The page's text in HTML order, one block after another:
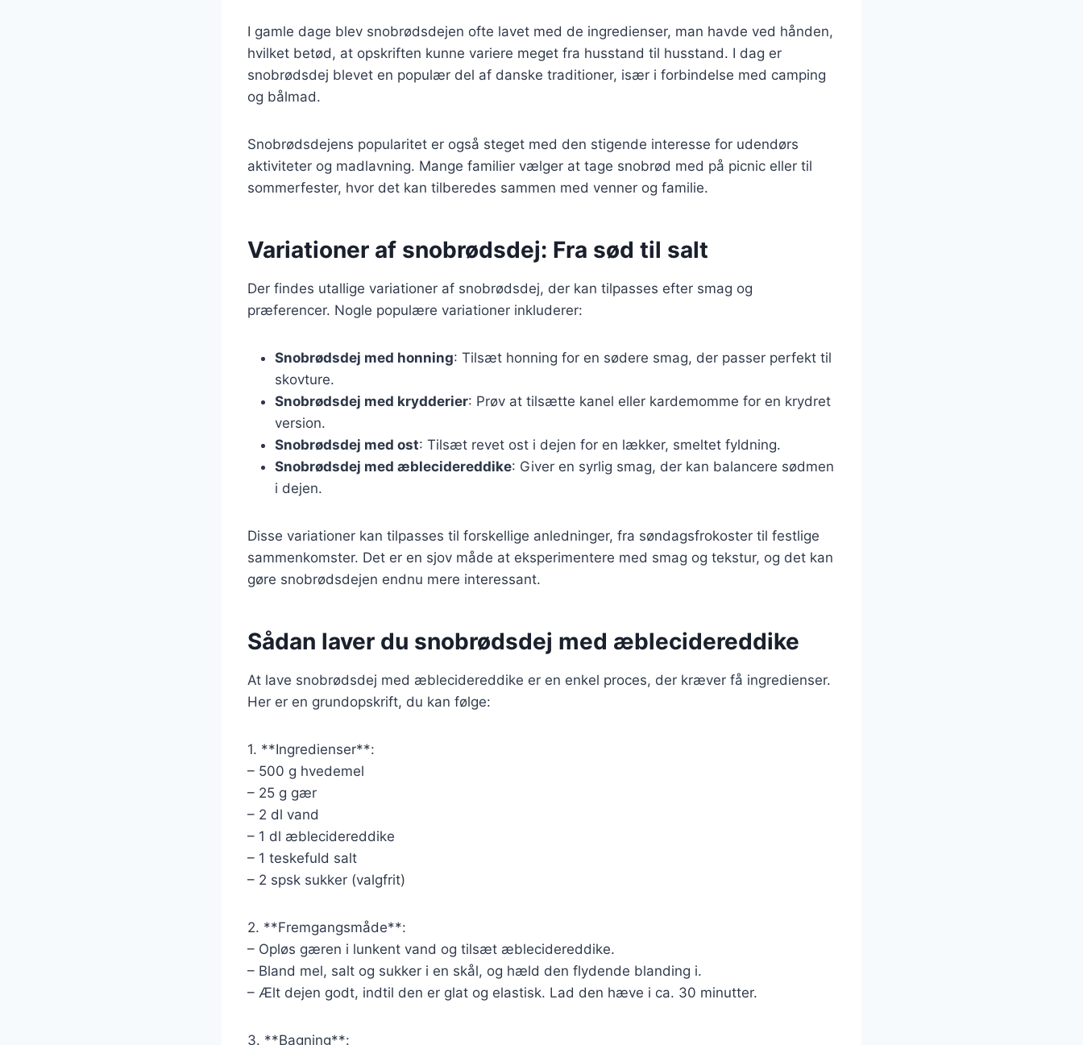
I gamle dage blev snobrødsdejen ofte lavet med de ingredienser, man havde ved hånden,
hvilket betød, at opskriften kunne variere meget fra husstand til husstand. I dag er
snobrødsdej blevet en populær del af danske traditioner, især i forbindelse med camping
og bålmad.
Snobrødsdejens popularitet er også steget med den stigende interesse for udendørs
aktiviteter og madlavning. Mange familier vælger at tage snobrød med på picnic eller til
sommerfester, hvor det kan tilberedes sammen med venner og familie.
Variationer af snobrødsdej: Fra sød til salt
Der findes utallige variationer af snobrødsdej, der kan tilpasses efter smag og
præferencer. Nogle populære variationer inkluderer:
Snobrødsdej med honning: Tilsæt honning for en sødere smag, der passer perfekt til
skovture.
Snobrødsdej med krydderier: Prøv at tilsætte kanel eller kardemomme for en krydret
version.
Snobrødsdej med ost: Tilsæt revet ost i dejen for en lækker, smeltet fyldning.
Snobrødsdej med æblecidereddike: Giver en syrlig smag, der kan balancere sødmen
i dejen.
Disse variationer kan tilpasses til forskellige anledninger, fra søndagsfrokoster til festlige
sammenkomster. Det er en sjov måde at eksperimentere med smag og tekstur, og det kan
gøre snobrødsdejen endnu mere interessant.
Sådan laver du snobrødsdej med æblecidereddike
At lave snobrødsdej med æblecidereddike er en enkel proces, der kræver få ingredienser.
Her er en grundopskrift, du kan følge:
1. **Ingredienser**:
– 500 g hvedemel
– 25 g gær
– 2 dl vand
– 1 dl æblecidereddike
– 1 teskefuld salt
– 2 spsk sukker (valgfrit)
2. **Fremgangsmåde**:
– Opløs gæren i lunkent vand og tilsæt æblecidereddike.
– Bland mel, salt og sukker i en skål, og hæld den flydende blanding i.
– Ælt dejen godt, indtil den er glat og elastisk. Lad den hæve i ca. 30 minutter.
3. **Bagning**: